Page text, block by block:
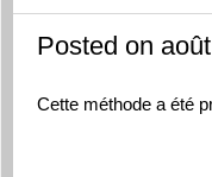
Posted on
Cette méthode a été